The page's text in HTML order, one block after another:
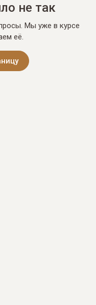
не так
Мы уже в курсе
её.